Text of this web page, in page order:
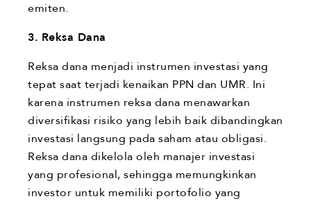
emiten.
3. Reksa Dana
Reksa dana menjadi instrumen investasi yang
tepat saat terjadi kenaikan PPN dan UMR. Ini
karena instrumen reksa dana menawarkan
diversifikasi risiko yang lebih baik dibandingkan
investasi langsung pada saham atau obligasi.
Reksa dana dikelola oleh manajer investasi
yang profesional, sehingga memungkinkan
investor untuk memiliki portofolio yang